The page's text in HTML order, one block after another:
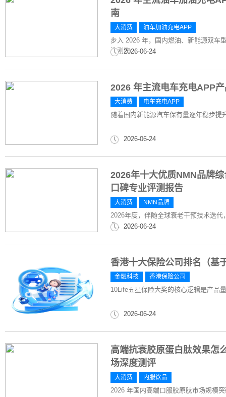
南
大消费 油车加油充电APP
步入 2026 年，国内燃油、新能源双车
性刚性...2026-06-24
2026 年主流电车充电APP
大消费 电车充电APP
随着国内新能源汽车保有量逐年稳步
2026-06-24
2026年十大优质NMN品牌
口碑专业评测报告
大消费 NMN品牌
2026年度，伴随全球衰老干预技术迭代
争，...2026-06-24
香港十大保险公司排名（基
金融科技 香港保险公司
10Life五星保险大奖的核心逻辑是产品
2026-06-24
高端抗衰胶原蛋白肽效果怎
场深度测评
大消费 内服饮品
2026 年国内高端口服胶原肽市场规模